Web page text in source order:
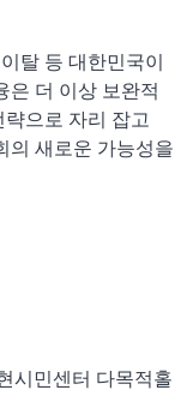
탈 등 대한민국이
은 더 이상 보완적
으로 자리 잡고
의 새로운 가능성을
시민센터 다목적홀